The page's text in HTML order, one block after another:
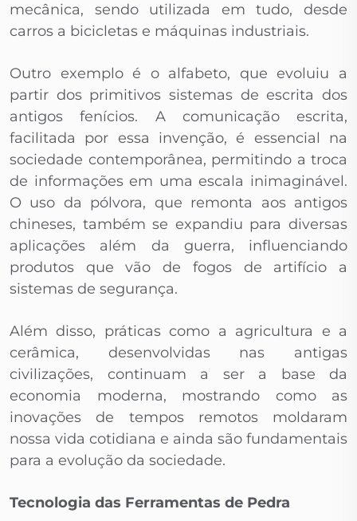
mecânica, sendo utilizada em tudo, desde
carros a bicicletas e máquinas industriais.
Outro exemplo é o alfabeto, que evoluiu a
partir dos primitivos sistemas de escrita dos
antigos fenícios. A comunicação escrita,
facilitada por essa invenção, é essencial na
sociedade contemporânea, permitindo a troca
de informações em uma escala inimaginável.
O uso da pólvora, que remonta aos antigos
chineses, também se expandiu para diversas
aplicações além da guerra, influenciando
produtos que vão de fogos de artifício a
sistemas de segurança.
Além disso, práticas como a agricultura e a
cerâmica, desenvolvidas nas antigas
civilizações, continuam a ser a base da
economia moderna, mostrando como as
inovações de tempos remotos moldaram
nossa vida cotidiana e ainda são fundamentais
para a evolução da sociedade.
Tecnologia das Ferramentas de Pedra